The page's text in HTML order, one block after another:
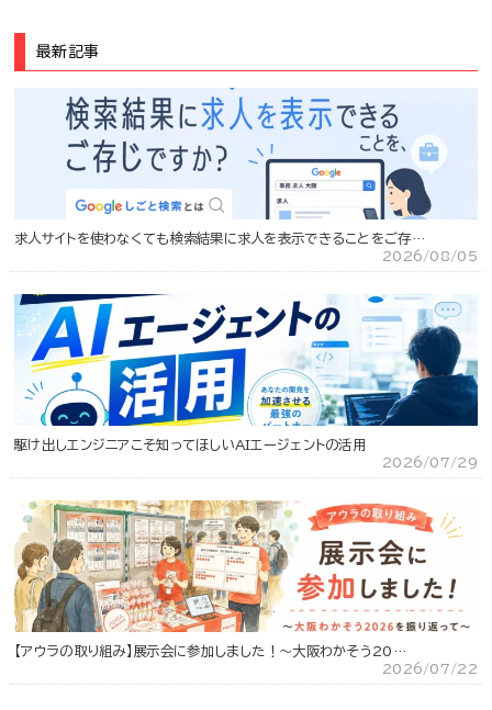
最新記事
求人サイトを使わなくても検索結果に求人を表示できることをご存…
2026/08/05
駆け出しエンジニアこそ知ってほしいAIエージェントの活用
2026/07/29
【アウラの取り組み】展示会に参加しました！～大阪わかそう20…
2026/07/22